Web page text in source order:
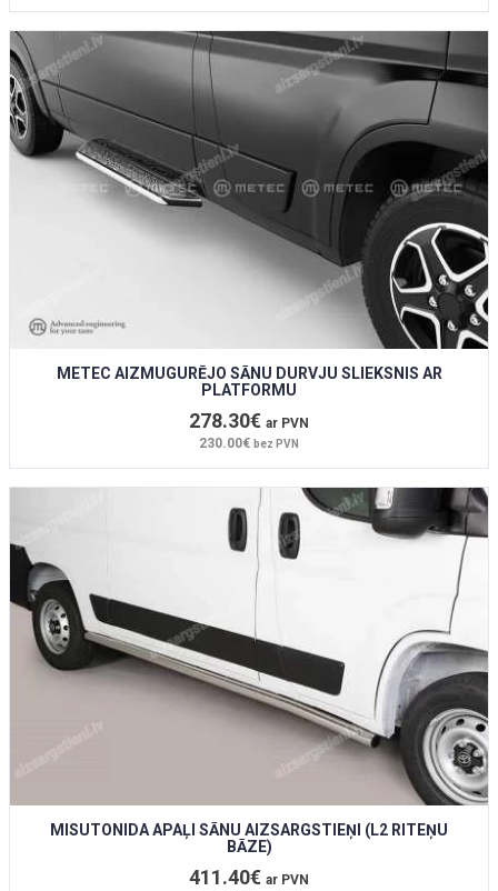
METEC AIZMUGURĒJO SĀNU DURVJU SLIEKSNIS AR
PLATFORMU
278.30€ ar PVN
230.00€ bez PVN
MISUTONIDA APAĻI SĀNU AIZSARGSTIEŅI (L2 RITEŅU
BĀZE)
411.40€ ar PVN